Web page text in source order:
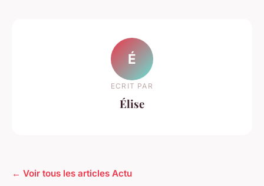
É
ECRIT PAR
Élise
← Voir tous les articles Actu